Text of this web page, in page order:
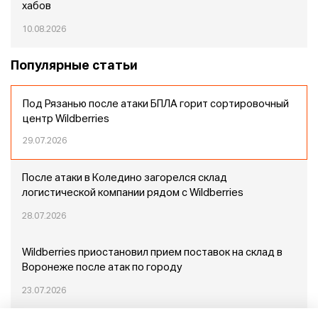
хабов
10.08.2026
Популярные статьи
Под Рязанью после атаки БПЛА горит сортировочный
центр Wildberries
29.07.2026
После атаки в Коледино загорелся склад
логистической компании рядом с Wildberries
28.07.2026
Wildberries приостановил прием поставок на склад в
Воронеже после атак по городу
23.07.2026